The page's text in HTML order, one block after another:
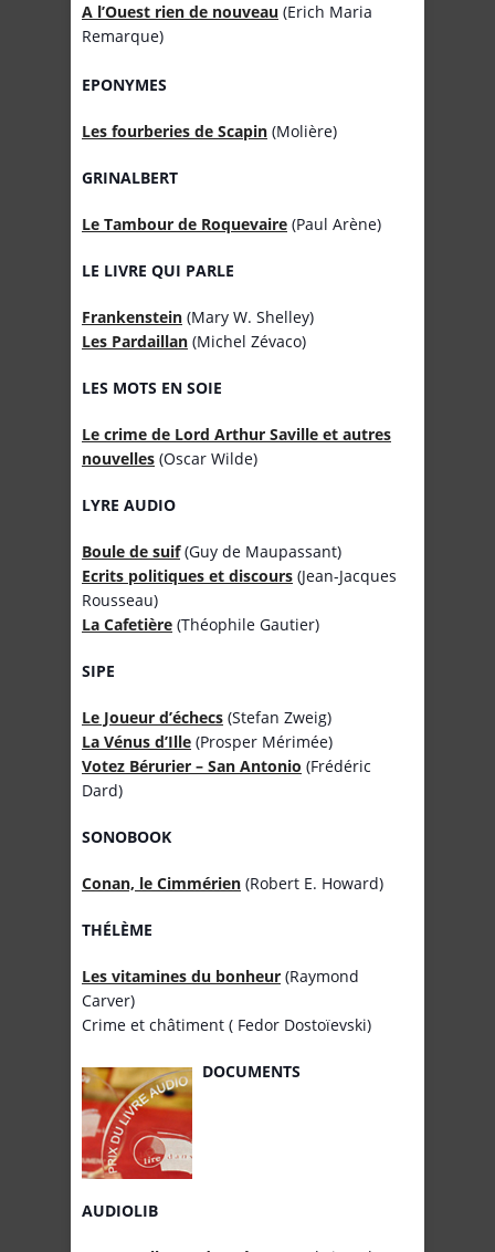
A l’Ouest rien de nouveau (Erich Maria
Remarque)
EPONYMES
Les fourberies de Scapin (Molière)
GRINALBERT
Le Tambour de Roquevaire (Paul Arène)
LE LIVRE QUI PARLE
Frankenstein (Mary W. Shelley)
Les Pardaillan (Michel Zévaco)
LES MOTS EN SOIE
Le crime de Lord Arthur Saville et autres
nouvelles (Oscar Wilde)
LYRE AUDIO
Boule de suif(Guy de Maupassant)
Ecrits politiques et discours (Jean-Jacques
Rousseau)
La Cafetière (Théophile Gautier)
SIPE
Le Joueur d’échecs (Stefan Zweig)
La Vénus d’Ille (Prosper Mérimée)
Votez Bérurier – San Antonio (Frédéric
Dard)
SONOBOOK
Conan, le Cimmérien (Robert E. Howard)
THÉLÈME
Les vitamines du bonheur (Raymond
Carver)
Crime et châtiment ( Fedor Dostoïevski)
DOCUMENTS
AUDIOLIB